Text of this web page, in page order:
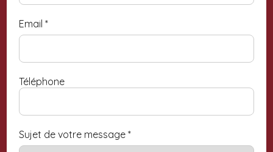
Email*
Téléphone
Sujet de votre message*